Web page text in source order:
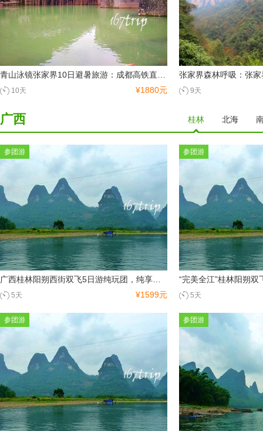
¥1880元
10天 9天
广西 桂林 北海
参团游
¥1599元
5天
参团游
5天
参团游 参团游